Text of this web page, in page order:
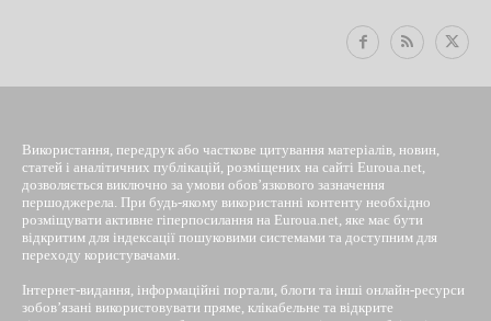
Використання, передрук або часткове цитування матеріалів, новин,
статей і аналітичних публікацій, розміщених на сайті Euroua.net,
дозволяється виключно за умови обов’язкового зазначення
першоджерела. При будь-якому використанні контенту необхідно
розміщувати активне гіперпосилання на Euroua.net, яке має бути
відкритим для індексації пошуковими системами та доступним для
переходу користувачами.
Інтернет-видання, інформаційні портали, блоги та інші онлайн-ресурси
зобов’язані використовувати пряме, клікабельне та відкрите